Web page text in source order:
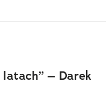
– Darek